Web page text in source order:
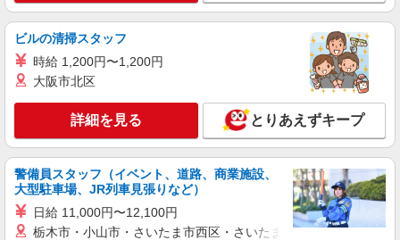
+゜
紹介予定派遣
株式会社シエロ
【ワイモバイル】の店舗スタッフ
月給207900円〜260200円（経験・能力によ
る） 資格手当（1〜6万円）賞与年2回（6月・12
月・実績最高5.4カ月分） 未経験から入社半年で
年収400万円以上への昇給実績あり ※残業代支給
★交通費別途支給（規定あり） ゜+゜・。○。・゜
+゜・。○。・゜+゜ 入社祝い金10万円支給(規定
有) お友達を紹介頂くと, インセンティブ支給(規定
有) ゜・。○。・゜+゜・。○。・゜+゜
岐阜県岐阜市のY!mobileショップ
キープ 詳細を見る
派遣社員
株式会社シエロ
ビルの清掃スタッフ
時給 1,200円〜1,200円
大阪市北区
詳細を見る とりあえずキープ
警備員スタッフ（イベント、道路、商業施設、
大型駐車場、JR列車見張りなど）
日給 11,000円〜12,100円
栃木市・小山市・さいたま市西区・さいたま市岩槻区・久喜市・